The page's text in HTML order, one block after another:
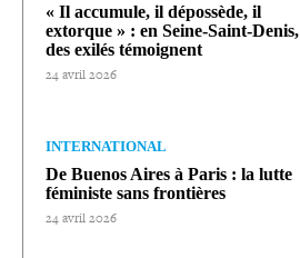
« Il accumule, il dépossède, il
extorque » : en Seine-​Saint-​Denis,
des exilés témoignent
24 avril 2026
INTERNATIONAL
De Buenos Aires à Paris : la lutte
féministe sans frontières
24 avril 2026